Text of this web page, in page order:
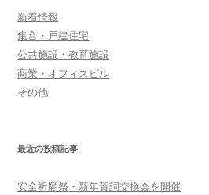
ゲ
ー
シ
ョ
ン
新着情報
集合・戸建住宅
公共施設・教育施設
商業・オフィスビル
その他
最近の投稿記事
安全祈願祭・新年賀詞交換会を開催